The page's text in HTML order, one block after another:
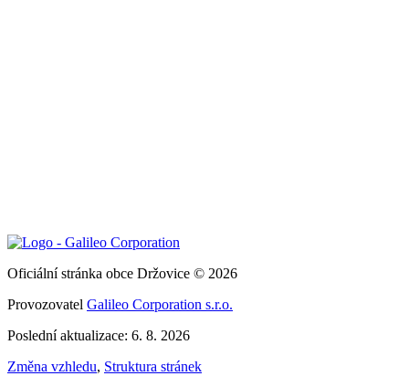
Oficiální stránka obce Držovice © 2026
Provozovatel Galileo Corporation s.r.o.
Poslední aktualizace: 6. 8. 2026
Změna vzhledu, Struktura stránek